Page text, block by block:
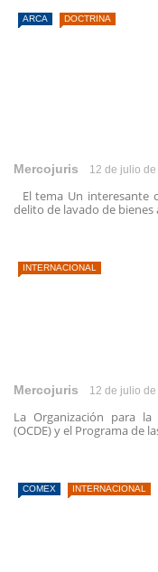
ARCA DOCTRINA
Mercojuris 12 de julio
El tema Un interesante
delito de lavado de bienes
INTERNACIONAL
Mercojuris 12 de julio
La Organización para
(OCDE) y el Programa de
COMEX INTERNACIONAL